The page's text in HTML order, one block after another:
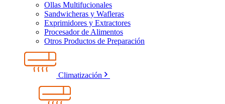
Ollas Multifucionales
Sandwicheras y Wafleras
Exprimidores y Extractores
Procesador de Alimentos
Otros Productos de Preparación
Climatización